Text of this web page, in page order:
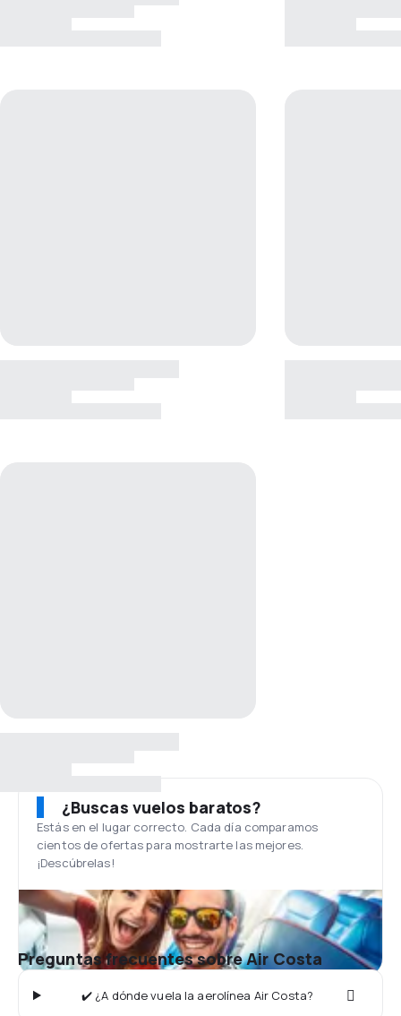
¿Buscas vuelos baratos?
Estás en el lugar correcto. Cada día comparamos
cientos de ofertas para mostrarte las mejores.
¡Descúbrelas!
Preguntas frecuentes sobre Air Costa
✔️ ¿A dónde vuela la aerolínea Air Costa?